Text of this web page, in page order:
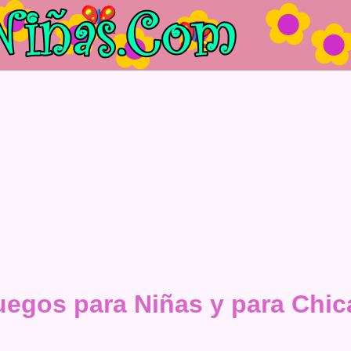
para Niñas y para